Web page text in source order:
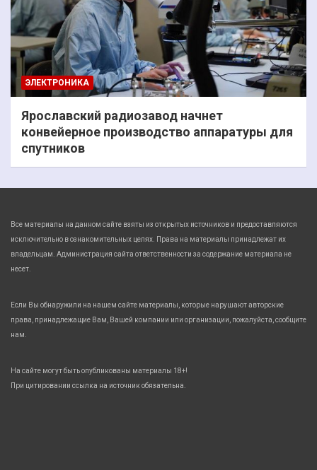
ЭЛЕКТРОНИКА
Ярославский радиозавод начнет
конвейерное производство аппаратуры для
спутников
Все материалы на данном сайте взяты из открытых источников и предоставляются
исключительно в ознакомительных целях. Права на материалы принадлежат их
владельцам. Администрация сайта ответственности за содержание материала не
несет.
Если Вы обнаружили на нашем сайте материалы, которые нарушают авторские
права, принадлежащие Вам, Вашей компании или организации, пожалуйста, сообщите
нам.
На сайте могут быть опубликованы материалы 18+!
При цитировании ссылка на источник обязательна.